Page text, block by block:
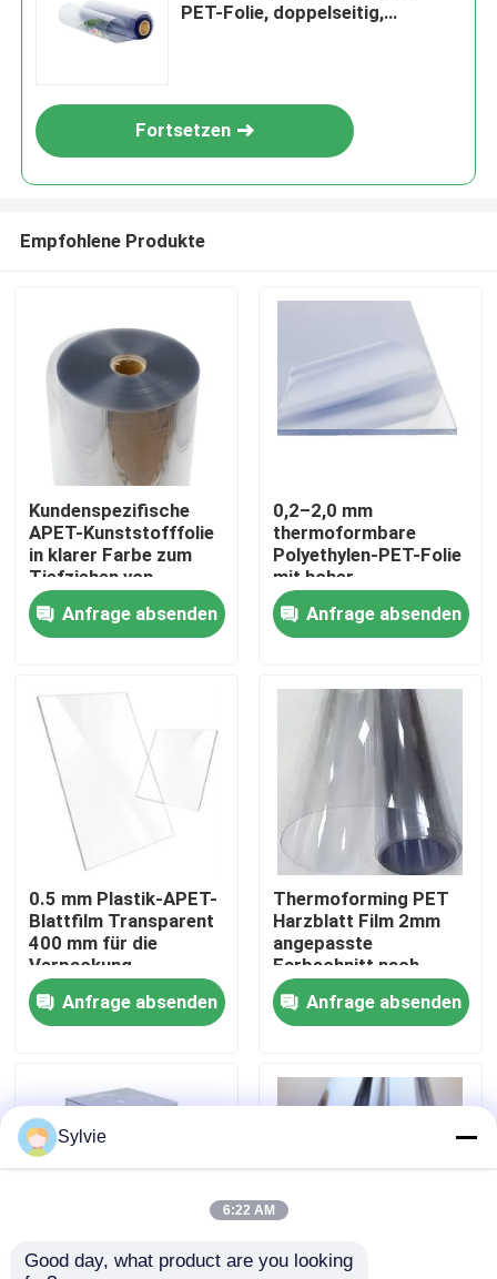
Haus
Produkte
Über uns
Fabrik-Ausflug
Qualitätskontrolle
Treten Sie mit uns in Verbindung
Fälle
PET-Rolle
PET-Folie, doppelseitig,
Fortsetzen
Empfohlene Produkte
Kundenspezifische
APET-Kunststofffolie
in klarer Farbe zum
Tiefziehen von
Verpackungsschalen
Anfrage absenden
0,2–2,0 mm
thermoformbare
Polyethylen-PET-Folie
mit hoher
Recyclingfähigkeit
Anfrage absenden
0.5 mm Plastik-APET-
Blattfilm Transparent
400 mm für die
Verpackung
angepasst
Anfrage absenden
Thermoforming PET
Harzblatt Film 2mm
angepasste
Farbschnitt nach
Größe
Anfrage absenden
Sylvie
6:22 AM
Good day, what product are you looking